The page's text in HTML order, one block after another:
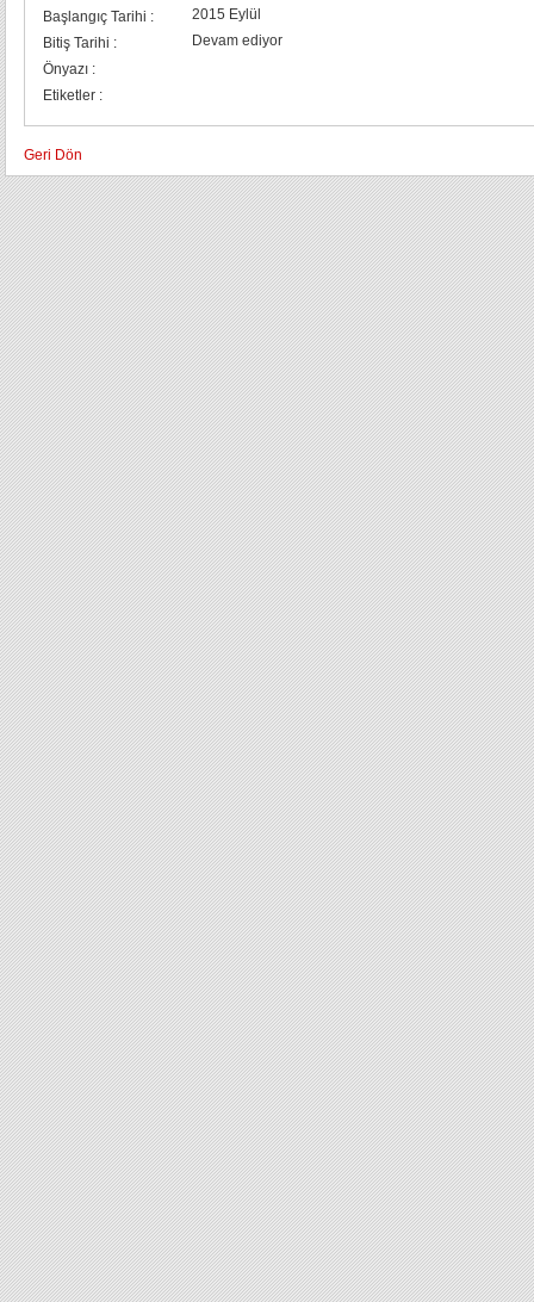
Başlangıç Tarihi :
2015 Eylül
Bitiş Tarihi :
Devam ediyor
Önyazı :
Etiketler :
Geri Dön